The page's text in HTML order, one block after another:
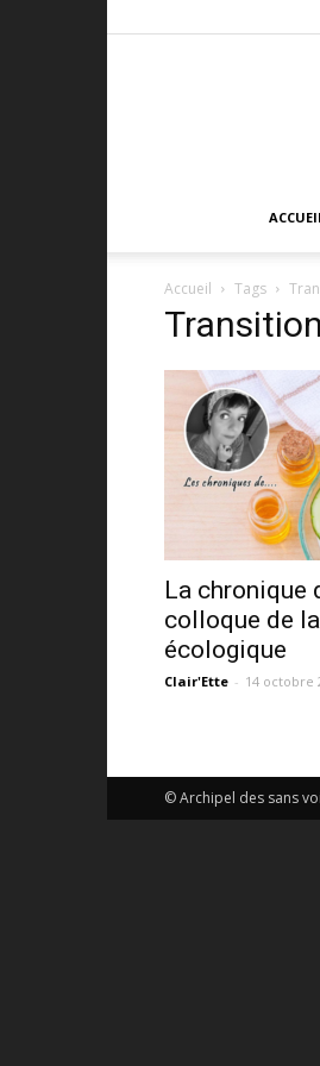
Accueil Tags
Transition
La chronique
colloque de
écologique
Clair'Ette - 14 octobre
© Archipel des sans